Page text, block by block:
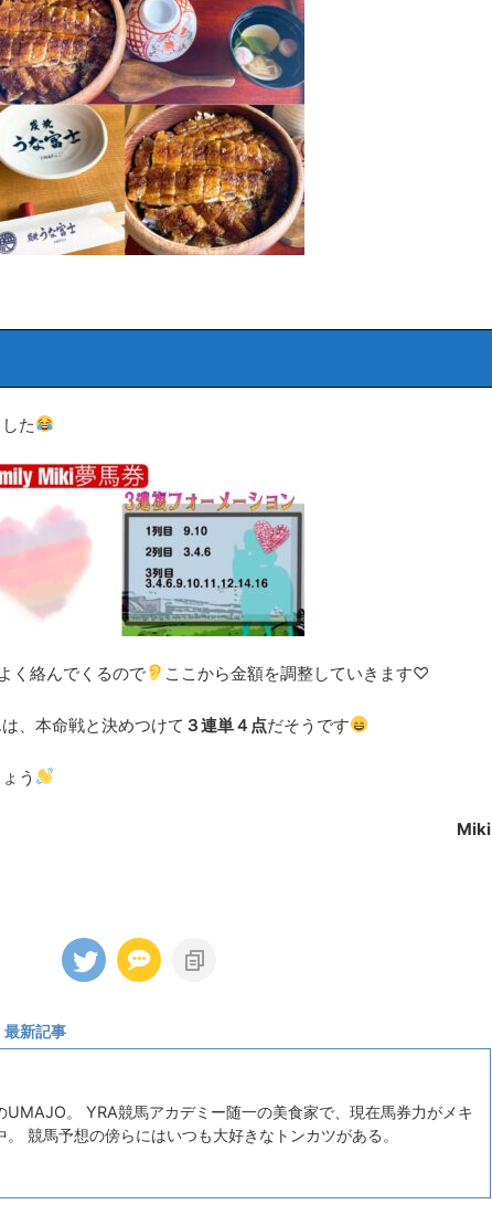
た
く絡んでくるので ここから金額を調整していきます♡
、本命戦と決めつけて ３連単４点だそうです
う
Miki
最新記事
UMAJO。 YRA競馬アカデミー随一の美食家で、現在馬券力がメキ
。 競馬予想の傍らにはいつも大好きなトンカツがある。